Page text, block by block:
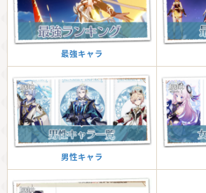
最強キャラ
男性キャラ